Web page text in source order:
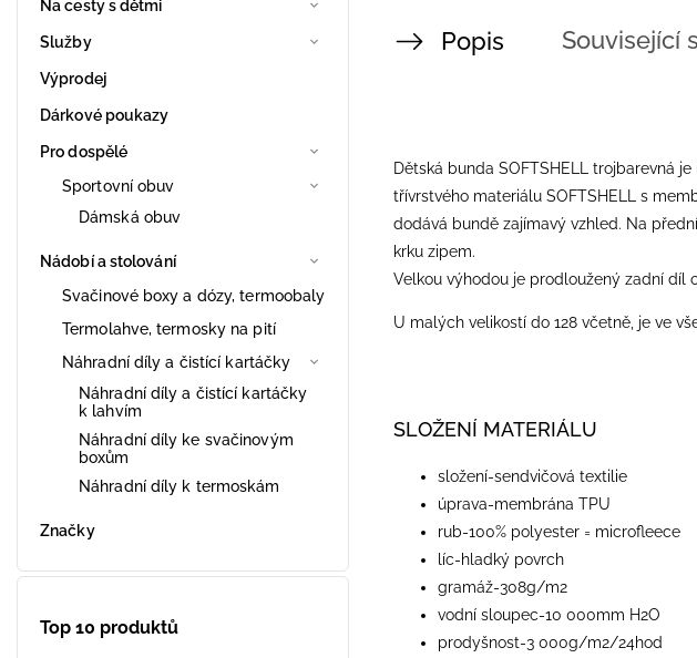
Na cesty s dětmi
Služby
Výprodej
Dárkové poukazy
Pro dospělé
Sportovní obuv
Dámská obuv
Nádobí a stolování
Svačinové boxy a dózy, termoobaly
Termolahve, termosky na pití
Náhradní díly a čistící kartáčky
Náhradní díly a čistící kartáčky
k lahvím
Náhradní díly ke svačinovým
boxům
Náhradní díly k termoskám
Značky
Top 10 produktů
Popis Související
Dětská bunda SOFTSHELL trojbarevná
třívrstvého materiálu SOFTSHELL s
dodává bundě zajímavý vzhled. Na
krku zipem.
Velkou výhodou je prodloužený zadní díl
U malých velikostí do 128 včetně, je ve
SLOŽENÍ MATERIÁLU
složení-sendvičová textilie
úprava-membrána TPU
rub-100% polyester = microfleece
líc-hladký povrch
gramáž-308g/m2
vodní sloupec-10 000mm H2O
prodyšnost-3 000g/m2/24hod